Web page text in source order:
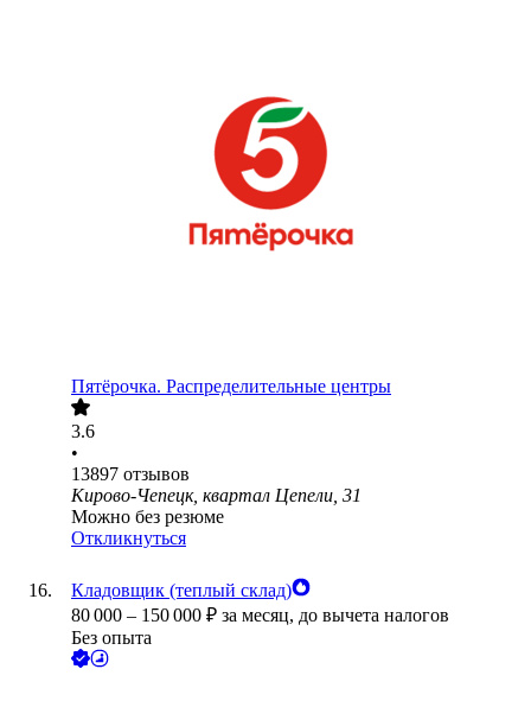
Пятёрочка. Распределительные центры
3.6
•
13897 отзывов
Кирово-Чепецк, квартал Цепели, 31
Можно без резюме
Откликнуться
Кладовщик (теплый склад)
80 000 – 150 000 ₽ за месяц, до вычета налогов
Без опыта